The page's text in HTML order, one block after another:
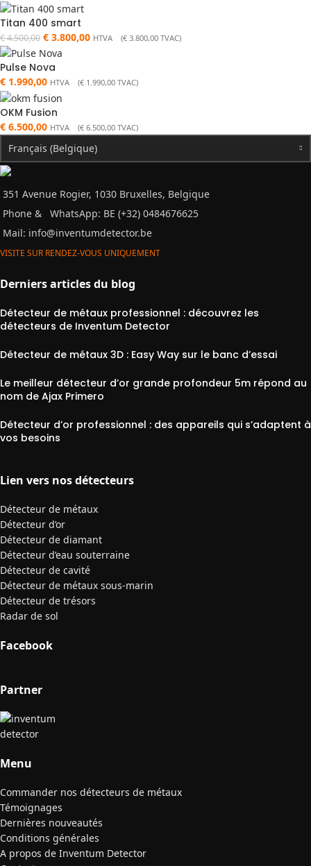
Titan 400 smart
€4.500,00 € 3.800,00 HTVA (€ 3.800,00 TVAC)
Pulse Nova
€ 1.990,00 HTVA (€ 1.990,00 TVAC)
OKM Fusion
€ 6.500,00 HTVA (€ 6.500,00 TVAC)
Français (Belgique)
351 Avenue Rogier, 1030 Bruxelles, Belgique
Phone &
WhatsApp: BE (+32) 0484676625
Mail: info@inventumdetector.be
VISITE SUR RENDEZ-VOUS UNIQUEMENT
Derniers articles du blog
Détecteur de métaux professionnel : découvrez les
détecteurs de Inventum Detector
Détecteur de métaux 3D : Easy Way sur le banc d’essai
Le meilleur détecteur d’or grande profondeur 5m répond au
nom de Ajax Primero
Détecteur d’or professionnel : des appareils qui s’adaptent à
vos besoins
Lien vers nos détecteurs
Détecteur de métaux
Détecteur d’or
Détecteur de diamant
Détecteur d’eau souterraine
Détecteur de cavité
Détecteur de métaux sous-marin
Détecteur de trésors
Radar de sol
Facebook
Partner
Menu
Commander nos détecteurs de métaux
Témoignages
Dernières nouveautés
Conditions générales
A propos de Inventum Detector